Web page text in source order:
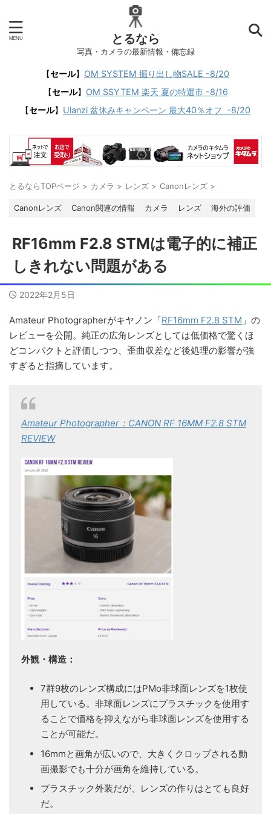
とるなら
写真・カメラの最新情報・備忘録
【セール】 OM SYSTEM 掘り出し物SALE -8/20
【セール】 OM SSYTEM 楽天 夏の特選市 -8/16
【セール】 Ulanzi 盆休みキャンペーン 最大40％オフ -8/20
とるならTOPページ > カメラ > レンズ > Canonレンズ >
Canonレンズ Canon関連の情報 カメラ レンズ 海外の評価
RF16mm F2.8 STMは電子的に補正
しきれない問題がある
2022年2月5日
Amateur Photographerがキヤノン「RF16mm F2.8 STM 」の
レビューを公開。純正の広角レンズとしては低価格で驚くほ
どコンパクトと評価しつつ、歪曲収差など後処理の影響が強
すぎると指摘しています。
Amateur Photographer：CANON RF 16MM F2.8 STM
REVIEW
外観・構造：
7群9枚のレンズ構成にはPMo非球面レンズを1枚使
用している。非球面レンズにプラスチックを使用す
ることで価格を抑えながら非球面レンズを使用する
ことが可能だ。
16mmと画角が広いので、大きくクロップされる動
画撮影でも十分が画角を維持している。
プラスチック外装だが、レンズの作りはとても良好
だ。